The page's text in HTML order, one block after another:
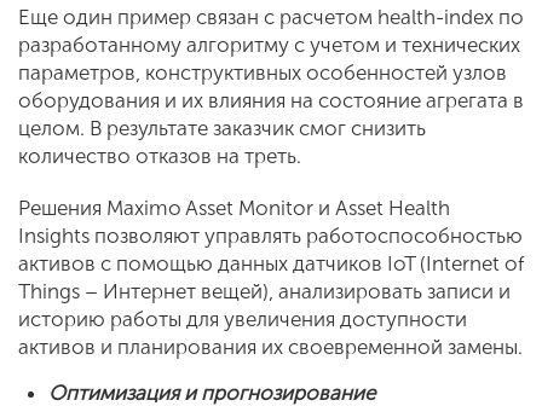
Еще один пример связан с расчетом health-index по
разработанному алгоритму с учетом и технических
параметров, конструктивных особенностей узлов
оборудования и их влияния на состояние агрегата в
целом. В результате заказчик смог снизить
количество отказов на треть.
Решения Maximo Asset Monitor и Asset Health
Insights позволяют управлять работоспособностью
активов с помощью данных датчиков IoT (Internet of
Things – Интернет вещей), анализировать записи и
историю работы для увеличения доступности
активов и планирования их своевременной замены.
Оптимизация и прогнозирование